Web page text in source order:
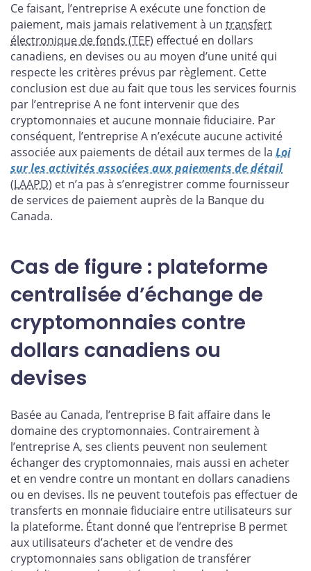
Ce faisant, l’entreprise A exécute une fonction de
paiement, mais jamais relativement à un transfert
électronique de fonds (TEF) effectué en dollars
canadiens, en devises ou au moyen d’une unité qui
respecte les critères prévus par règlement. Cette
conclusion est due au fait que tous les services fournis
par l’entreprise A ne font intervenir que des
cryptomonnaies et aucune monnaie fiduciaire. Par
conséquent, l’entreprise A n’exécute aucune activité
associée aux paiements de détail aux termes de la Loi
sur les activités associées aux paiements de détail
(LAAPD) et n’a pas à s’enregistrer comme fournisseur
de services de paiement auprès de la Banque du
Canada.
Cas de figure : plateforme
centralisée d’échange de
cryptomonnaies contre
dollars canadiens ou
devises
Basée au Canada, l’entreprise B fait affaire dans le
domaine des cryptomonnaies. Contrairement à
l’entreprise A, ses clients peuvent non seulement
échanger des cryptomonnaies, mais aussi en acheter
et en vendre contre un montant en dollars canadiens
ou en devises. Ils ne peuvent toutefois pas effectuer de
transferts en monnaie fiduciaire entre utilisateurs sur
la plateforme. Étant donné que l’entreprise B permet
aux utilisateurs d’acheter et de vendre des
cryptomonnaies sans obligation de transférer